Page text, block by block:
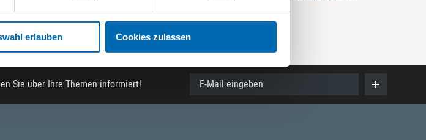
erlauben Cookies zulassen
Sie über Ihre Themen informiert! E-Mail eingeben